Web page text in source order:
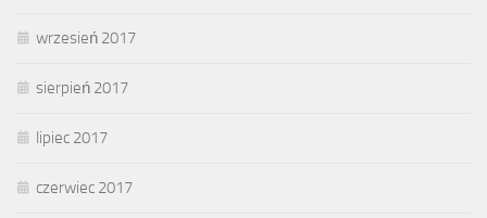
wrzesień 2017
sierpień 2017
lipiec 2017
czerwiec 2017